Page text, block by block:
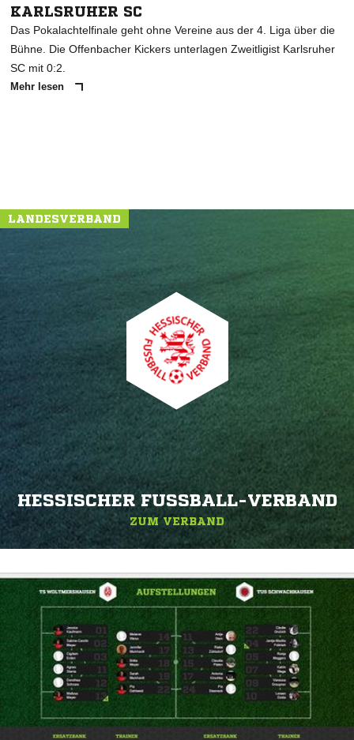
KARLSRUHER SC
Das Pokalachtelfinale geht ohne Vereine aus der 4. Liga über die
Bühne. Die Offenbacher Kickers unterlagen Zweitligist Karlsruher
SC mit 0:2.
Mehr lesen
LANDESVERBAND
HESSISCHER FUSSBALL-VERBAND
ZUM VERBAND